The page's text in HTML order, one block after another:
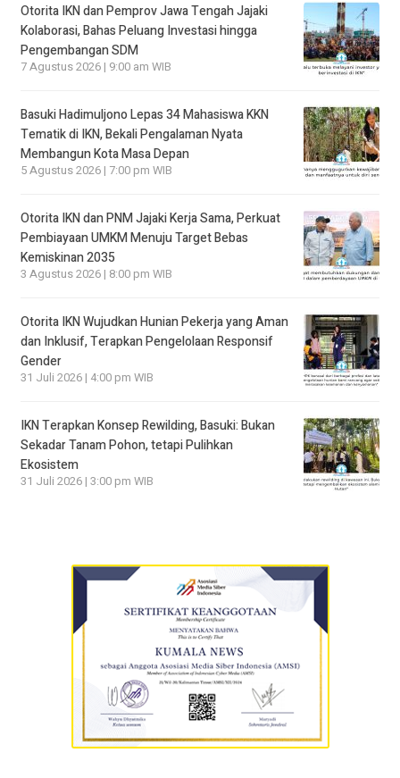
Otorita IKN dan Pemprov Jawa Tengah Jajaki
Kolaborasi, Bahas Peluang Investasi hingga
Pengembangan SDM
7 Agustus 2026 | 9:00 am WIB
Basuki Hadimuljono Lepas 34 Mahasiswa KKN
Tematik di IKN, Bekali Pengalaman Nyata
Membangun Kota Masa Depan
5 Agustus 2026 | 7:00 pm WIB
Otorita IKN dan PNM Jajaki Kerja Sama, Perkuat
Pembiayaan UMKM Menuju Target Bebas
Kemiskinan 2035
3 Agustus 2026 | 8:00 pm WIB
Otorita IKN Wujudkan Hunian Pekerja yang Aman
dan Inklusif, Terapkan Pengelolaan Responsif
Gender
31 Juli 2026 | 4:00 pm WIB
IKN Terapkan Konsep Rewilding, Basuki: Bukan
Sekadar Tanam Pohon, tetapi Pulihkan
Ekosistem
31 Juli 2026 | 3:00 pm WIB